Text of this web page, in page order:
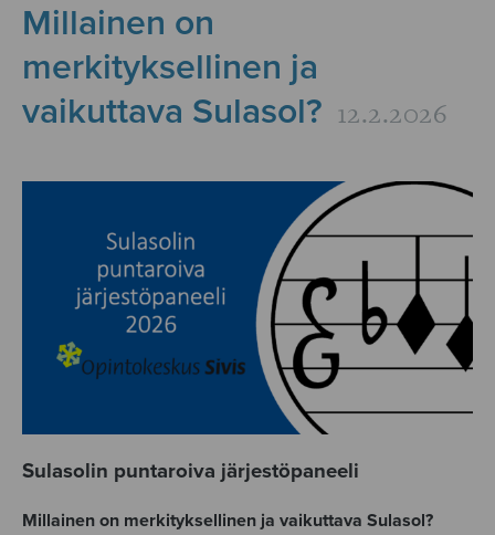
Millainen on
merkityksellinen ja
vaikuttava Sulasol? 12.2.2026
Sulasolin puntaroiva järjestöpaneeli
Millainen on merkityksellinen ja vaikuttava Sulasol?